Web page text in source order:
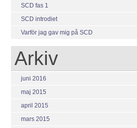
SCD fas 1
SCD introdiet
Varför jag gav mig på SCD
Arkiv
juni 2016
maj 2015
april 2015
mars 2015